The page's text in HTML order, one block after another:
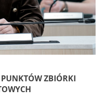
ZBIÓRKI